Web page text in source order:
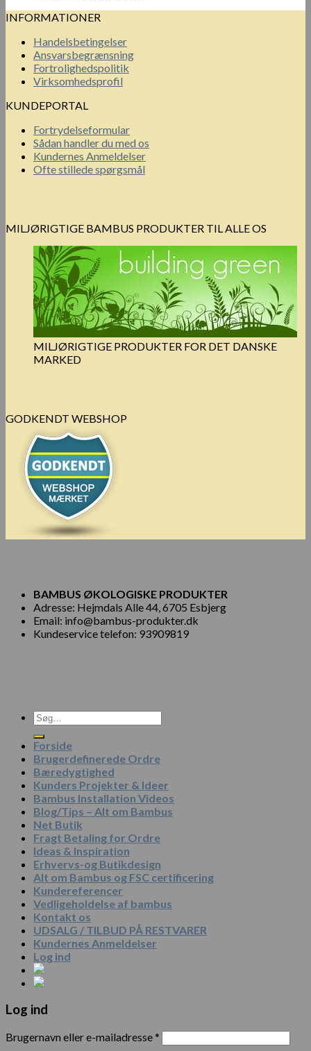
INFORMATIONER
Handelsbetingelser
Ansvarsbegrænsning
Fortrolighedspolitik
Virksomhedsprofil
KUNDEPORTAL
Fortrydelseformular
Sådan handler du med os
Kundernes Anmeldelser
Ofte stillede spørgsmål
MILJØRIGTIGE BAMBUS PRODUKTER TIL ALLE OS
MILJØRIGTIGE PRODUKTER FOR DET DANSKE
MARKED
GODKENDT WEBSHOP
BAMBUS ØKOLOGISKE PRODUKTER
Adresse: Hejmdals Alle 44, 6705 Esbjerg
Email: info@bambus-produkter.dk
Kundeservice telefon: 93909819
Søg
efter:
Forside
Brugerdefinerede Ordre
Bæredygtighed
Kunders Projekter & Ideer
Bambus Installation Videos
Blog/Tips – Alt om Bambus
Net Butik
Fragt Betaling for Ordre
Ideas & Inspiration
Erhvervs-og Butikdesign
Alt om Bambus og FSC certificering
Kundereferencer
Vedligeholdelse af bambus
Kontakt os
UDSALG / TILBUD PÅ RESTVARER
Kundernes Anmeldelser
Log ind
Log ind
Brugernavn eller e-mailadresse*